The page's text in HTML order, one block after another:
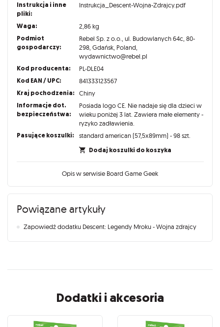
Instrukcja i inne
pliki:
Instrukcja_Descent-Wojna-Zdrajcy.pdf
Waga: 2,86 kg
Podmiot
gospodarczy:
Rebel Sp. z o.o., ul. Budowlanych 64c, 80-
298, Gdańsk, Poland,
wydawnictwo@rebel.pl
Kod producenta: PL-DLE04
Kod EAN / UPC: 841333123567
Kraj pochodzenia: Chiny
Informacje dot.
bezpieczeństwa:
Posiada logo CE. Nie nadaje się dla dzieci w
wieku poniżej 3 lat. Zawiera małe elementy -
ryzyko zadławienia.
Pasujące koszulki: standard american (57,5x89mm) - 98 szt.
Dodaj koszulki do koszyka
Opis w serwisie Board Game Geek
Powiązane artykuły
Zapowiedź dodatku Descent: Legendy Mroku - Wojna zdrajcy
Dodatki i akcesoria